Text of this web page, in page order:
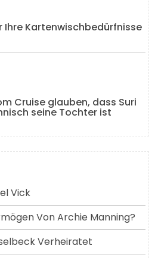
Kartenwischbedürfnisse
Cruise glauben, dass Suri
seine Tochter ist
Vick
Von Archie Manning?
Verheiratet